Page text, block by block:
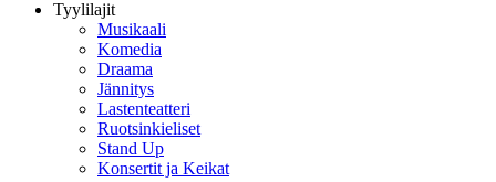
Tyylilajit
Musikaali
Komedia
Draama
Jännitys
Lastenteatteri
Ruotsinkieliset
Stand Up
Konsertit ja Keikat